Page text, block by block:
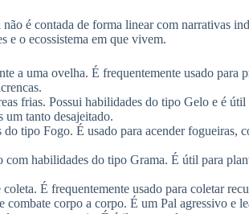
é contada de forma linear com narrativas
e o ecossistema em que vivem.
a uma ovelha. É frequentemente usado para
frias. Possui habilidades do tipo Gelo e é
um tanto desajeitado.
tipo Fogo. É usado para acender fogueiras,
habilidades do tipo Grama. É útil para
É frequentemente usado para coletar
corpo a corpo. É um Pal agressivo e